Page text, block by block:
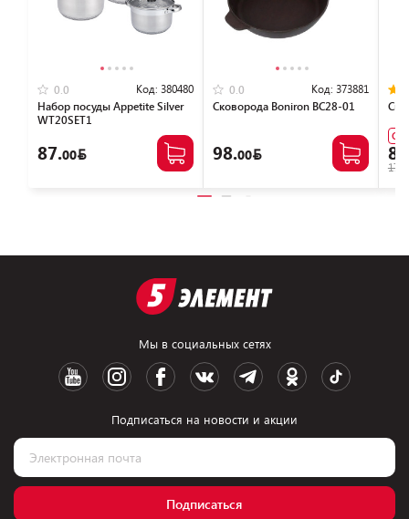
0.0 Код: 380480
Набор посуды Appetite Silver
WT20SET1
87.00
0.0 Код: 373881
Сковорода Boniron ВС28-01
98.00
Мы в социальных сетях
Подписаться на новости и акции
Подписаться